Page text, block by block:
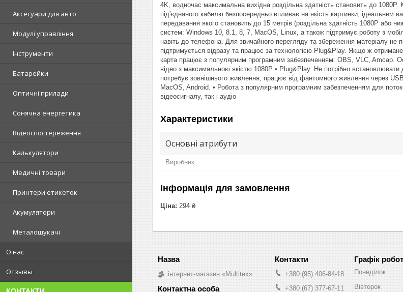
Аксесуари для авто
Модулі управління
Інструменти
Батарейки
Оптичні прилади
Сонячна енергетика
Відеоспостереження
Калькулятори
Медичні товари
Принтери етикеток
Акумулятори
Металошукачі
О нас
Отзывы
4K, водночас максимальна вихідна роздільна здатність становить до
під'єднаного кабелю безпосередньо впливає на якість картинки, ідеальним
передавання якого становить до 15 метрів (роздільна здатність 1080P або
систем: Windows 10, 8.1, 8, 7, MacOS, Linux, а також підтримує роботу з
навіть до телефона. Для звичайного перегляду та збереження матеріалу не
підтримується відразу та працює за технологією Plug&Play. Якщо ж
карта працює з популярним програмним забезпеченням: OBS, VLC, Amcap.
відео з максимальною якістю 1080P • Plug&Play. Не потрібно
потребує зовнішнього живлення, працює від фантомного живлення через
MacOS, Android. • Робота з популярним програмним забезпеченням для
відеосигналу, так і аудіо
Характеристики
Основні атрибути
Виробник
Інформація для замовлення
Ціна: 294 ₴
інтернет-магазин «Multitex»
+380 (95) 406-84-18
+380 (67) 377-67-11
Графік
Понеділок
Вівторок